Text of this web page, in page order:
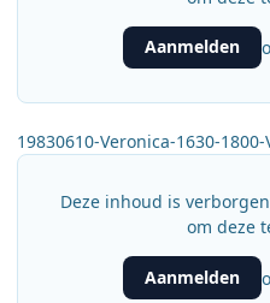
Aanmelden
19830610-Veronica-1630-
Deze inhoud is
om deze
Aanmelden